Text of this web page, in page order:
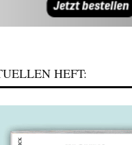
HEFT: